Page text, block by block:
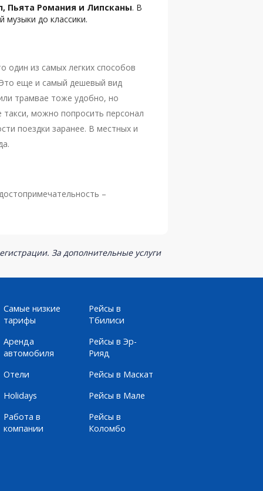
Пьята Романия и Липсканы. В
музыки до классики.
один из самых легких способов
еще и самый дешевый вид
трамвае тоже удобно, но
можно попросить персонал
поездки заранее. В местных и
–
За дополнительные услуги
Самые низкие
тарифы
Аренда
автомобиля
Отели
Holidays
Работа в
компании
Рейсы в
Тбилиси
Рейсы в Эр-
Рияд
Рейсы в Маскат
Рейсы в Мале
Рейсы в
Коломбо